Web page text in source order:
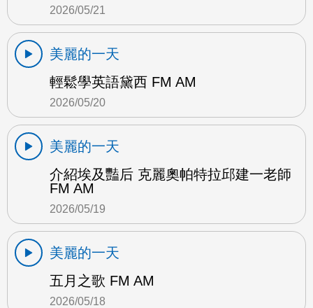
2026/05/21
美麗的一天
輕鬆學英語黛西 FM AM
2026/05/20
美麗的一天
介紹埃及豔后 克麗奧帕特拉邱建一老師
FM AM
2026/05/19
美麗的一天
五月之歌 FM AM
2026/05/18